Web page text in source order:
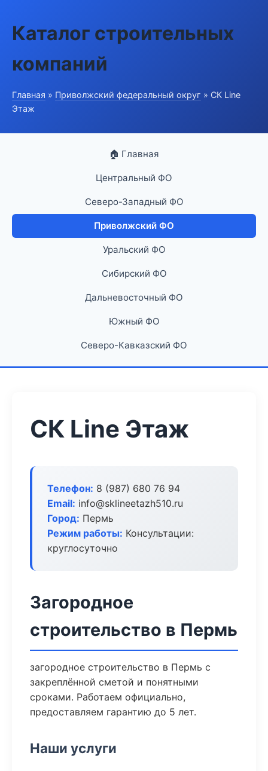
Каталог строительных
компаний
Главная » Приволжский федеральный округ » СК Line
Этаж
🏠 Главная
Центральный ФО
Северо-Западный ФО
Приволжский ФО
Уральский ФО
Сибирский ФО
Дальневосточный ФО
Южный ФО
Северо-Кавказский ФО
СК Line Этаж
Телефон: 8 (987) 680 76 94
Email: info@sklineetazh510.ru
Город: Пермь
Режим работы: Консультации:
круглосуточно
Загородное
строительство в Пермь
загородное строительство в Пермь с
закреплённой сметой и понятными
сроками. Работаем официально,
предоставляем гарантию до 5 лет.
Наши услуги